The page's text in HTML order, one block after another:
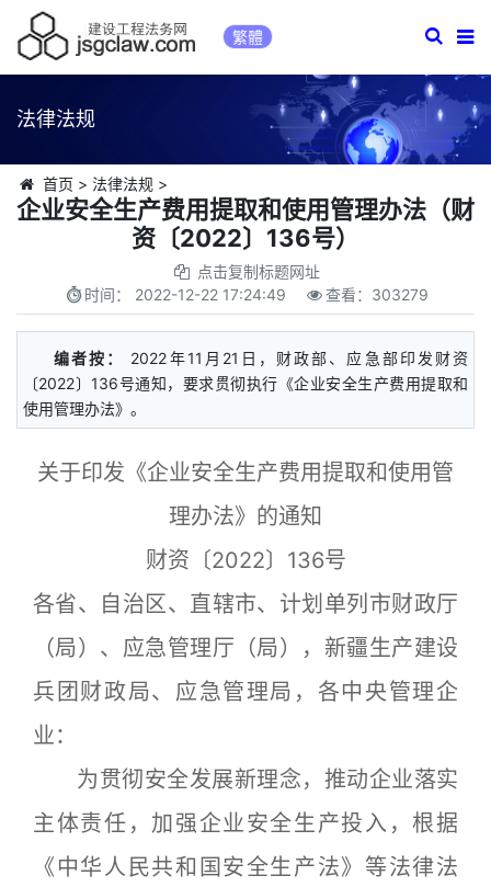
繁體
法律法规
首页 > 法律法规 >
企业安全生产费用提取和使用管理办法（财
资〔2022〕136号）
点击复制标题网址
时间： 2022-12-22 17:24:49 查看： 303279
编者按：
2022年11月21日，财政部、应急部印发财资
〔2022〕136号通知，要求贯彻执行《企业安全生产费用提取和
使用管理办法》。
关于印发《企业安全生产费用提取和使用管
理办法》的通知
财资〔2022〕136号
各省、自治区、直辖市、计划单列市财政厅
（局）、应急管理厅（局），新疆生产建设
兵团财政局、应急管理局，各中央管理企
业：
为贯彻安全发展新理念，推动企业落实
主体责任，加强企业安全生产投入，根据
《中华人民共和国安全生产法》等法律法